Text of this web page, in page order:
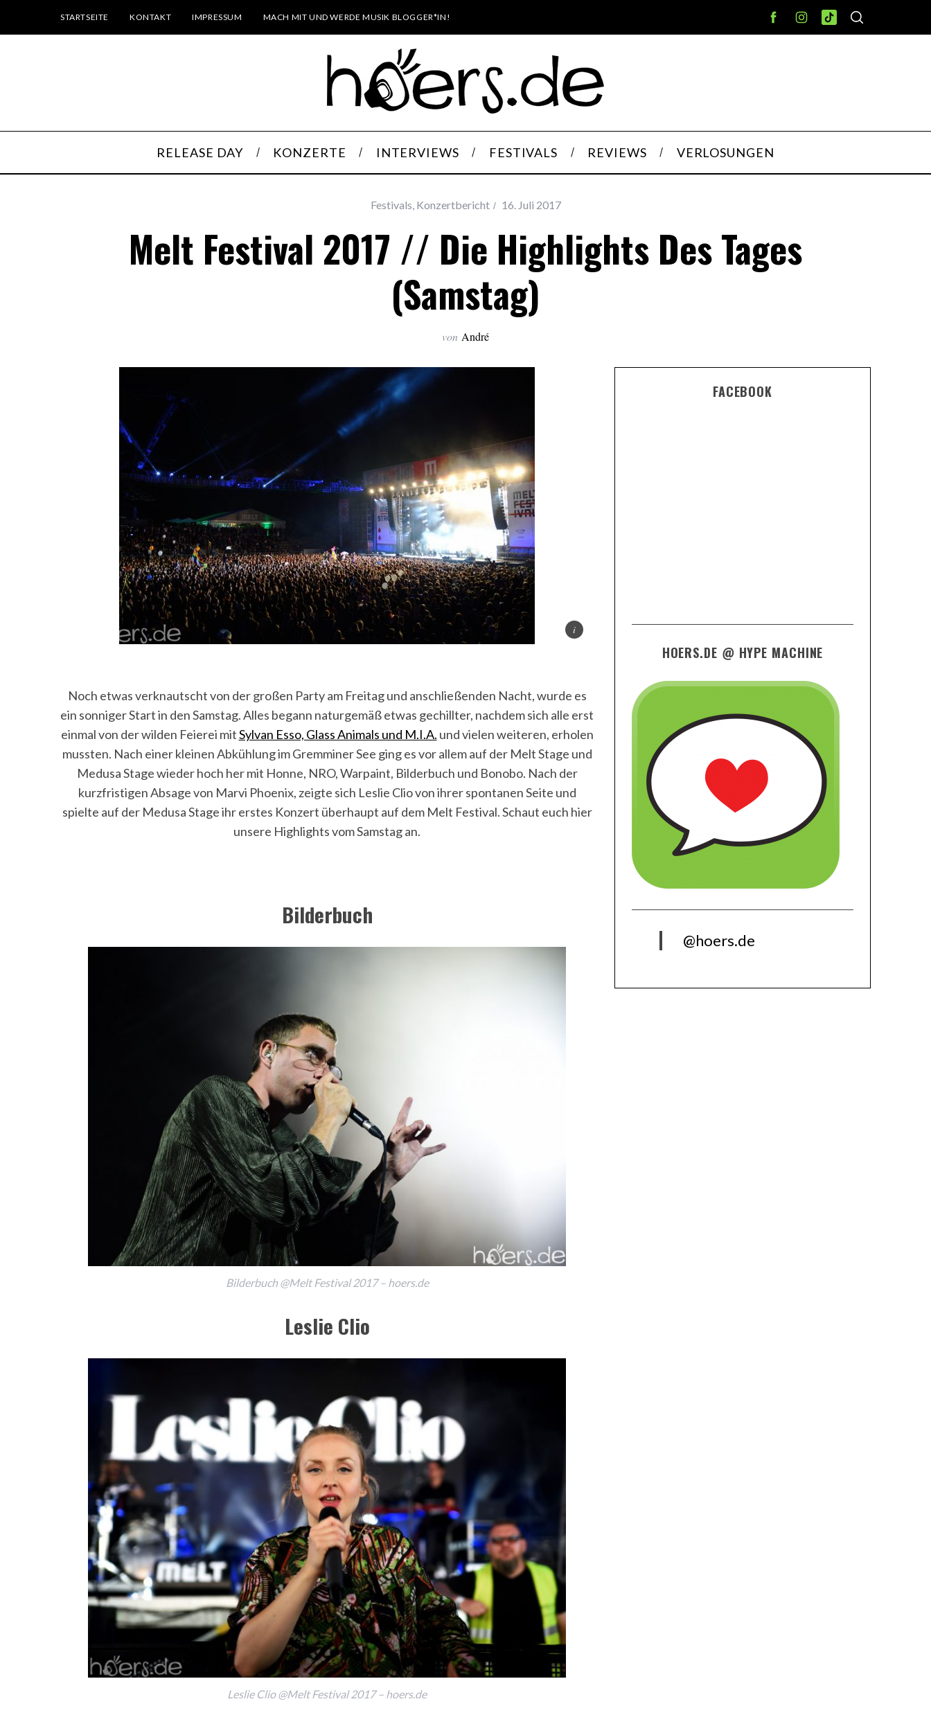
STARTSEITE KONTAKT IMPRESSUM MACH MIT UND WERDE MUSIK BLOGGER*IN!
RELEASE DAY KONZERTE INTERVIEWS FESTIVALS REVIEWS VERLOSUNGEN
Festivals, Konzertbericht 16. Juli 2017
Melt Festival 2017 // Die Highlights Des Tages
(Samstag)
von André
Noch etwas verknautscht von der großen Party am Freitag und anschließenden Nacht, wurde es
ein sonniger Start in den Samstag. Alles begann naturgemäß etwas gechillter, nachdem sich alle erst
einmal von der wilden Feierei mitSylvan Esso, Glass Animals und M.I.A. und vielen weiteren, erholen
mussten. Nach einer kleinen Abkühlung im Gremminer See ging es vor allem auf der Melt Stage und
Medusa Stage wieder hoch her mit Honne, NRO, Warpaint, Bilderbuch und Bonobo. Nach der
kurzfristigen Absage von Marvi Phoenix, zeigte sich Leslie Clio von ihrer spontanen Seite und
spielte auf der Medusa Stage ihr erstes Konzert überhaupt auf dem Melt Festival. Schaut euch hier
unsere Highlights vom Samstag an.
Bilderbuch
Bilderbuch @Melt Festival 2017 – hoers.de
Leslie Clio
Leslie Clio @Melt Festival 2017 – hoers.de
FACEBOOK
HOERS.DE @ HYPE MACHINE
@hoers.de